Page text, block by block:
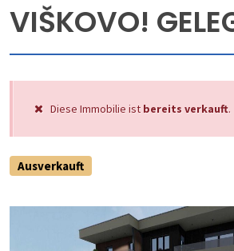
VIŠKOVO!
Diese Immobilie ist bereits verkauft.
Ausverkauft